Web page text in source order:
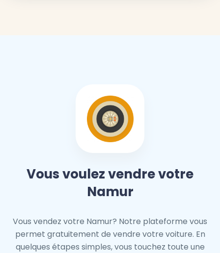
Vous voulez vendre votre
Namur
Vous vendez votre Namur? Notre plateforme vous
permet gratuitement de vendre votre voiture. En
quelques étapes simples, vous touchez toute une